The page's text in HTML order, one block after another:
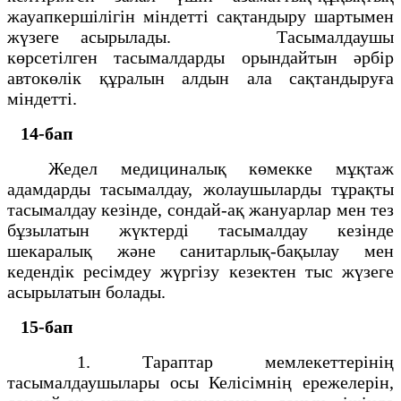
жауапкершiлiгiн мiндеттi сақтандыру шартымен
жүзеге асырылады. Тасымалдаушы
көрсетiлген тасымалдарды орындайтын әрбір
автокөлiк құралын алдын ала сақтандыруға
мiндеттi.
14-бап
Жедел медициналық көмекке мұқтаж
адамдарды тасымалдау, жолаушыларды тұрақты
тасымалдау кезiнде, сондай-ақ жануарлар мен тез
бұзылатын жүктердi тасымалдау кезiнде
шекаралық және санитарлық-бақылау мен
кедендiк ресiмдеу жүргiзу кезектен тыс жүзеге
асырылатын болады.
15-бап
1. Тараптар мемлекеттерiнiң
тасымалдаушылары осы Келiсiмнiң ережелерiн,